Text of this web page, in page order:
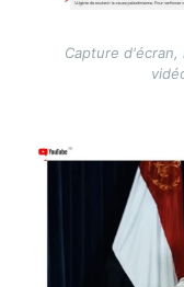
Capture
Image